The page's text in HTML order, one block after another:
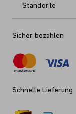
Standorte
Sicher bezahlen
Schnelle Lieferung